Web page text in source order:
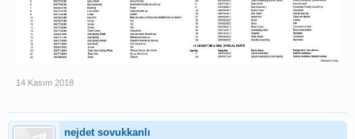
14 Kasım 2018
nejdet sovukkanlı